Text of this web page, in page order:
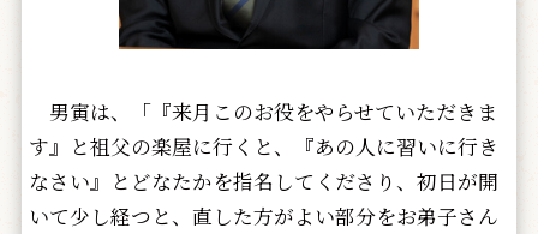
男寅は、「『来月このお役をやらせていただきま
す』と祖父の楽屋に行くと、『あの人に習いに行き
なさい』とどなたかを指名してくださり、初日が開
いて少し経つと、直した方がよい部分をお弟子さん